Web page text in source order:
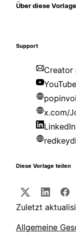
Über diese Vorlage
Support
Creator
YouTube
x.com/
LinkedIn
Diese Vorlage teilen
Zuletzt
Allgemeine